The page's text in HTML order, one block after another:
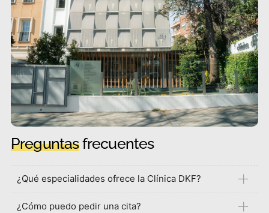
Preguntasfrecuentes
¿Qué especialidades ofrece la Clínica DKF?
¿Cómo puedo pedir una cita?